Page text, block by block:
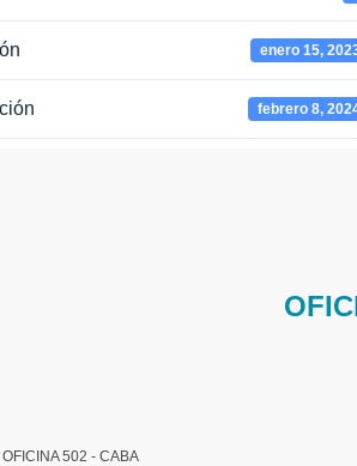
enero 15,
febrero 8,
502 - CABA